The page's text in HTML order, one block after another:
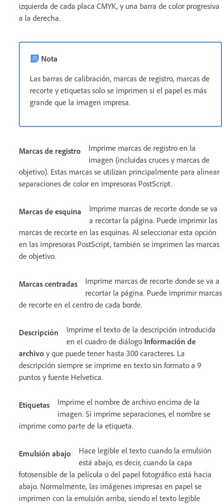
izquierda de cada placa CMYK, y una barra de color progresiva
a la derecha.
Nota
Las barras de calibración, marcas de registro, marcas de
recorte y etiquetas solo se imprimen si el papel es más
grande que la imagen impresa.
Marcas de registro
Imprime marcas de registro en la
imagen (incluidas cruces y marcas de
objetivo). Estas marcas se utilizan principalmente para alinear
separaciones de color en impresoras PostScript.
Marcas de esquina
Imprime marcas de recorte donde se va
a recortar la página. Puede imprimir las
marcas de recorte en las esquinas. Al seleccionar esta opción
en las impresoras PostScript, también se imprimen las marcas
de objetivo.
Marcas centradas
Imprime marcas de recorte donde se va a
recortar la página. Puede imprimir marcas
de recorte en el centro de cada borde.
Descripción
Imprime el texto de la descripción introducida
en el cuadro de diálogo Información de
archivo y que puede tener hasta 300 caracteres. La
descripción siempre se imprime en texto sin formato a 9
puntos y fuente Helvetica.
Etiquetas
Imprime el nombre de archivo encima de la
imagen. Si imprime separaciones, el nombre se
imprime como parte de la etiqueta.
Emulsión abajo
Hace legible el texto cuando la emulsión
está abajo, es decir, cuando la capa
fotosensible de la película o del papel fotográfico está hacia
abajo. Normalmente, las imágenes impresas en papel se
imprimen con la emulsión arriba, siendo el texto legible